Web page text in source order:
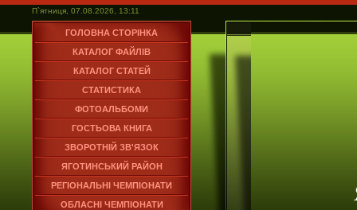
П`ятниця, 07.08.2026, 13:11
ГОЛОВНА СТОРІНКА
КАТАЛОГ ФАЙЛІВ
КАТАЛОГ СТАТЕЙ
СТАТИСТИКА
ФОТОАЛЬБОМИ
ГОСТЬОВА КНИГА
ЗВОРОТНІЙ ЗВ'ЯЗОК
ЯГОТИНСЬКИЙ РАЙОН
РЕГІОНАЛЬНІ ЧЕМПІОНАТИ
ОБЛАСНІ ЧЕМПІОНАТИ